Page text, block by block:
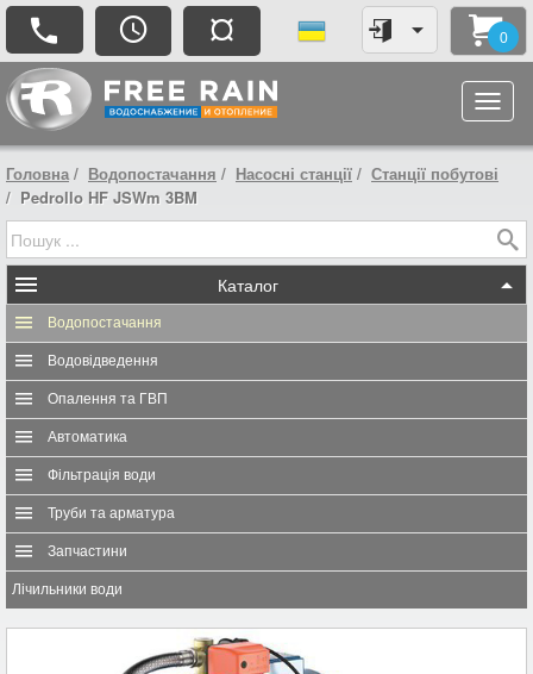
¤ 0
Головна Водопостачання Насосні станції
Станції побутові
Pedrollo HF JSWm 3BM
Каталог
Водопостачання
Водовідведення
Опалення та ГВП
Автоматика
Фільтрація води
Труби та арматура
Запчастини
Лічильники води